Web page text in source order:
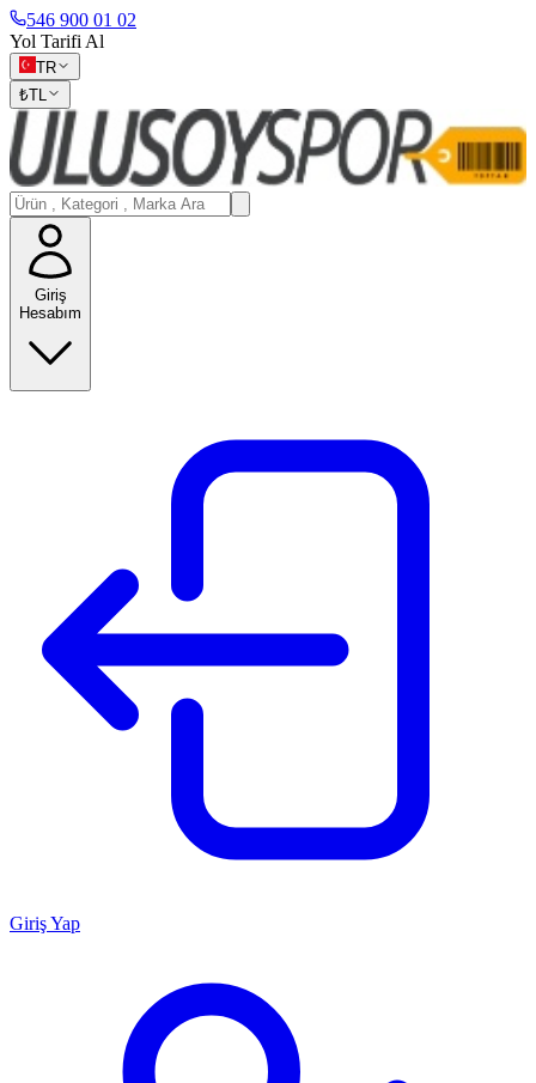
546 900 01 02
Yol Tarifi Al
TR
₺TL
Giriş
Hesabım
Giriş Yap